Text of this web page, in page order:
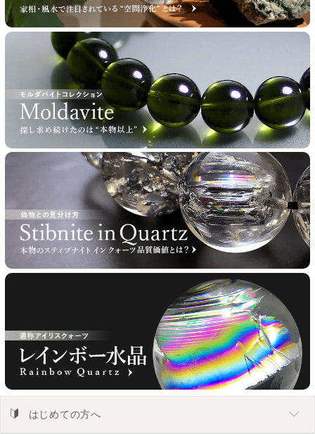
はじめての方へ